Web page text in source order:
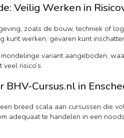
Veilig Werken in
zoals de bouw, techniek of
kunt werken, gevaren kunt
variant aangeboden,
risico’s.
BHV-Cursus.nl in
breed scala aan cursussen die
adequaat te handelen in een